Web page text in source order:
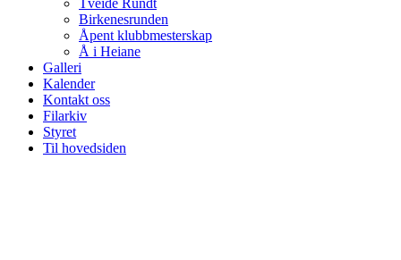
Tveide Rundt
Birkenesrunden
Åpent klubbmesterskap
Å i Heiane
Galleri
Kalender
Kontakt oss
Filarkiv
Styret
Til hovedsiden